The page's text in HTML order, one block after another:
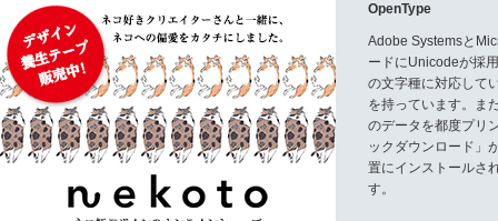
OpenType
Adobe Systemsと
ードにUnicodeが採
の文字種に対応して
を持っています。ま
のデータを都度プリ
ックダウンロード」
置にインストールさ
す。